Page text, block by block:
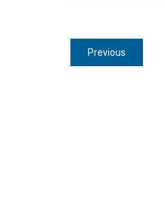
de
Previous
post: